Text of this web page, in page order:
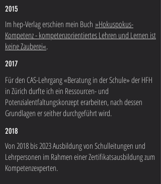
2015
Im hep-Verlag erschien mein Buch »Hokuspokus-
Kompetenz - kompetenzorientiertes Lehren und Lernen ist
keine Zauberei«.
2017
Für den CAS-Lehrgang «Beratung in der Schule» der HFH
in Zürich durfte ich ein Ressourcen- und
Potenzialentfaltungskonzept erarbeiten, nach dessen
Grundlagen er seither durchgeführt wird.
2018
Von 2018 bis 2023 Ausbildung von Schulleitungen und
Lehrpersonen im Rahmen einer Zertifikatsausbildung zum
Kompetenzexperten.